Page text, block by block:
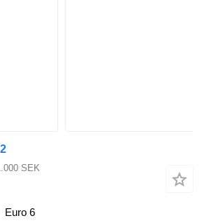
SEK
Euro 6